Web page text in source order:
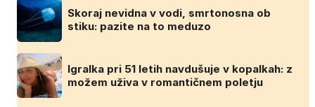
Skoraj nevidna v vodi, smrtonosna ob
stiku: pazite na to meduzo
Igralka pri 51 letih navdušuje v kopalkah: z
možem uživa v romantičnem poletju